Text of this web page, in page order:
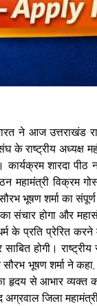
ने आज उत्तराखंड
के राष्ट्रीय
शारदा
महामंत्री विक्रम
भूषण शर्मा का
संचार होगा और
प्रति प्रेरित करने
होगी। राष्ट्रीय
भूषण शर्मा ने कहा,
हृदय से आभार व्यक्त
जिला